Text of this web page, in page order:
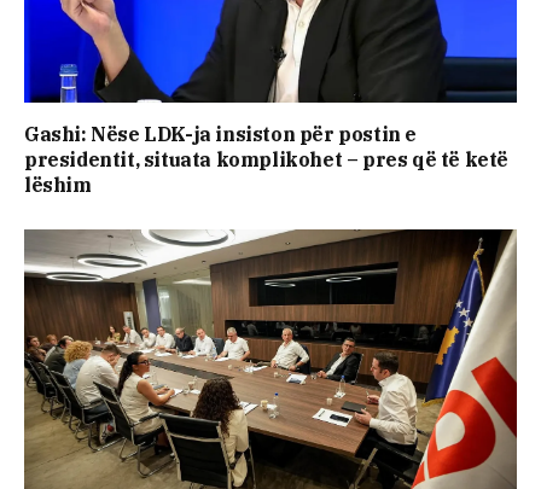
Gashi: Nëse LDK-ja insiston për postin e
presidentit, situata komplikohet – pres që të ketë
lëshim